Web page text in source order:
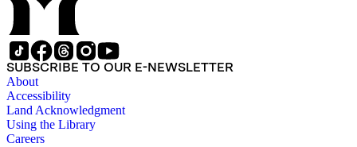
SUBSCRIBE TO OUR E-NEWSLETTER
About
Accessibility
Land Acknowledgment
Using the Library
Careers